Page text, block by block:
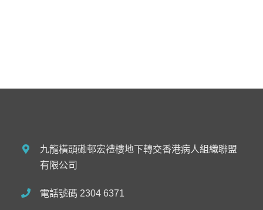
九龍橫頭磡邨宏禮樓地下轉交香港病人組織聯盟
有限公司
電話號碼 2304 6371